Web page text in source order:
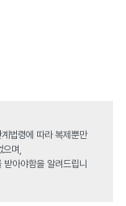
법령에 따라 복제뿐만
며,
아야함을 알려드립니